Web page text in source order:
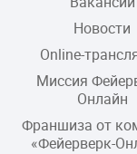
Новости
Online-
Миссия
Онлайн
Франшиза от
«Фейерверк-